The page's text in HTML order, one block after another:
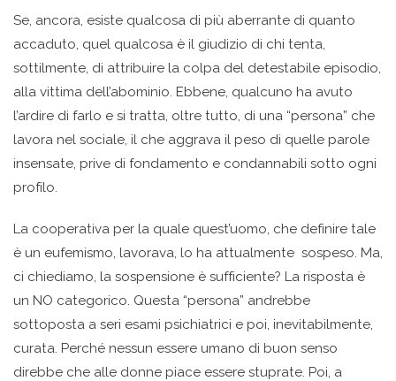
Se, ancora, esiste qualcosa di più aberrante di quanto
accaduto, quel qualcosa è il giudizio di chi tenta,
sottilmente, di attribuire la colpa del detestabile episodio,
alla vittima dell’abominio. Ebbene, qualcuno ha avuto
l’ardire di farlo e si tratta, oltre tutto, di una “persona” che
lavora nel sociale, il che aggrava il peso di quelle parole
insensate, prive di fondamento e condannabili sotto ogni
profilo.
La cooperativa per la quale quest’uomo, che definire tale
è un eufemismo, lavorava, lo ha attualmente sospeso. Ma,
ci chiediamo, la sospensione è sufficiente? La risposta è
un NO categorico. Questa “persona” andrebbe
sottoposta a seri esami psichiatrici e poi, inevitabilmente,
curata. Perché nessun essere umano di buon senso
direbbe che alle donne piace essere stuprate. Poi, a